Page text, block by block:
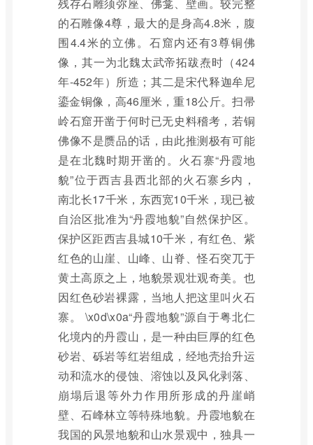
的石雕像4尊，最大的是身高4.8米，腹
围4.4米的立佛。石窟内还有3尊铜佛
像，其一为北魏太武帝拓跋焘时（424
年-452年）所造；其二是宋代释迦牟尼
鎏金铜像，高46厘米，重18公斤。扫帚
岭石窟开凿于何时已无史料稽考，若铜
佛像不是赝品的话，由此推测极有可能
是在北魏时期开凿的。火石寨“丹霞地
貌”位于西吉县西北部的火石寨乡内，
南北长17千米，东西宽10千米，现已被
自治区批准为“丹霞地貌”自然保护区。
保护区距西吉县城10千米，有红色、紫
红色的山崖、山峰、山脊、怪石突兀于
黄土高原之上，地貌景观壮观奇美。也
因红色砂岩裸露，当地人把这里叫火石
寨。 \x0d\x0a“丹霞地貌”源自于粤北仁
化境内的丹霞山，是一种由巨厚的红色
砂岩、砾岩等红岩组成，经地壳抬升运
动和流水的侵蚀、溶蚀以及风化剥落、
崩塌后退等外力作用所形成的丹崖峭
壁、石峰林立等特殊地貌。丹霞地貌在
我国的风景地貌和山水景观中，独具一